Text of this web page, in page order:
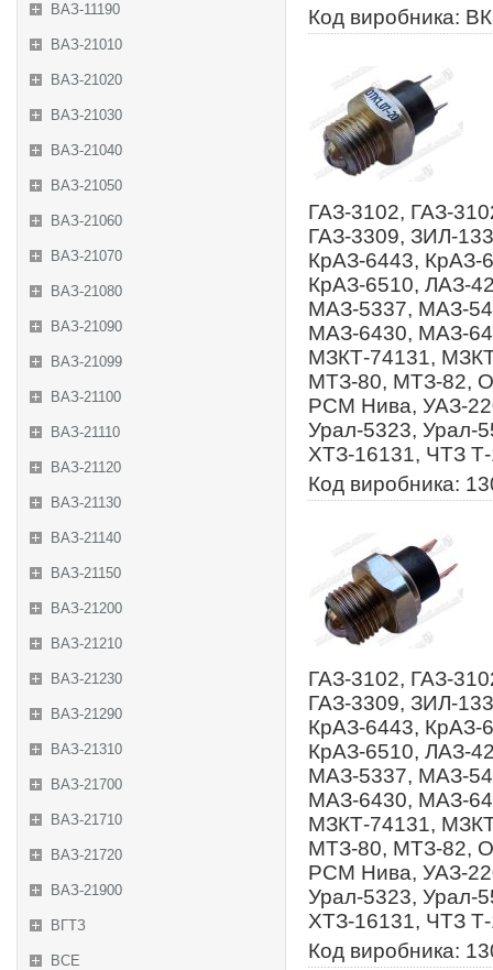
ВАЗ-11190
ВАЗ-21010
ВАЗ-21020
ВАЗ-21030
ВАЗ-21040
ВАЗ-21050
ВАЗ-21060
ВАЗ-21070
ВАЗ-21080
ВАЗ-21090
ВАЗ-21099
ВАЗ-21100
ВАЗ-21110
ВАЗ-21120
ВАЗ-21130
ВАЗ-21140
ВАЗ-21150
ВАЗ-21200
ВАЗ-21210
ВАЗ-21230
ВАЗ-21290
ВАЗ-21310
ВАЗ-21700
ВАЗ-21710
ВАЗ-21720
ВАЗ-21900
ВГТЗ
ВСЕ
Код виробника:
ГАЗ-3102, ГАЗ-
ГАЗ-3309, ЗИЛ-
КрАЗ-6443, КрАЗ-
КрАЗ-6510, ЛАЗ-
МАЗ-5337, МАЗ-
МАЗ-6430, МАЗ-
МЗКТ-74131,
МТЗ-80, МТЗ-82,
РСМ Нива, УАЗ-
Урал-5323, Урал-
ХТЗ-16131, ЧТЗ
Код виробника:
ГАЗ-3102, ГАЗ-
ГАЗ-3309, ЗИЛ-
КрАЗ-6443, КрАЗ-
КрАЗ-6510, ЛАЗ-
МАЗ-5337, МАЗ-
МАЗ-6430, МАЗ-
МЗКТ-74131,
МТЗ-80, МТЗ-82,
РСМ Нива, УАЗ-
Урал-5323, Урал-
ХТЗ-16131, ЧТЗ
Код виробника: